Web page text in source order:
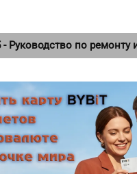
- Руководство по ремонту